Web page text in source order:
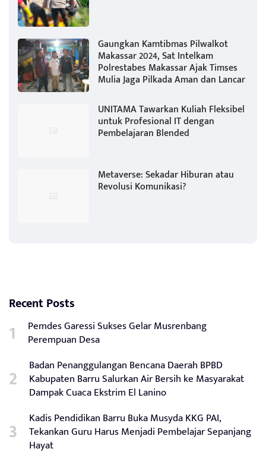
Gaungkan Kamtibmas Pilwalkot
Makassar 2024, Sat Intelkam
Polrestabes Makassar Ajak Timses
Mulia Jaga Pilkada Aman dan Lancar
UNITAMA Tawarkan Kuliah Fleksibel
untuk Profesional IT dengan
Pembelajaran Blended
Metaverse: Sekadar Hiburan atau
Revolusi Komunikasi?
Recent Posts
Pemdes Garessi Sukses Gelar Musrenbang
Perempuan Desa
Badan Penanggulangan Bencana Daerah BPBD
Kabupaten Barru Salurkan Air Bersih ke Masyarakat
Dampak Cuaca Ekstrim El Lanino
Kadis Pendidikan Barru Buka Musyda KKG PAI,
Tekankan Guru Harus Menjadi Pembelajar Sepanjang
Hayat